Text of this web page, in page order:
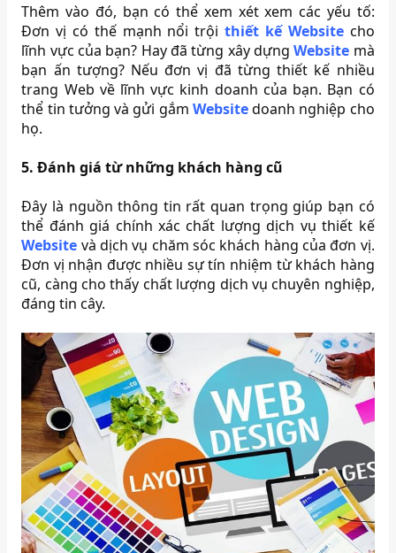
Thêm vào đó, bạn có thể xem xét xem các yếu tố:
Đơn vị có thế mạnh nổi trộithiết kế Websitecho
lĩnh vực của bạn? Hay đã từng xây dựngWebsite mà
bạn ấn tượng? Nếu đơn vị đã từng thiết kế nhiều
trang Web về lĩnh vực kinh doanh của bạn. Bạn có
thể tin tưởng và gửi gắm Websitedoanh nghiệp cho
họ.
5. Đánh giá từ những khách hàng cũ
Đây là nguồn thông tin rất quan trọng giúp bạn có
thể đánh giá chính xác chất lượng dịch vụ thiết kế
Website và dịch vụ chăm sóc khách hàng của đơn vị.
Đơn vị nhận được nhiều sự tín nhiệm từ khách hàng
cũ, càng cho thấy chất lượng dịch vụ chuyên nghiệp,
đáng tin cây.